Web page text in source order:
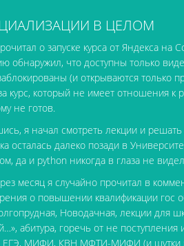
В ЦЕЛОМ
о запуске курса от Яндекса
обнаружил, что доступны только
(и открываются только
курс, который не имеет отношения
не готов.
я начал смотреть лекции и
осталась далеко позади в
да и python никогда в глаза не
месяц я случайно прочитал в
о повышении квалификации гос
Новодачная, лекции для
абитура, горечь от не
МИФИ, КВН МФТИ-МИФИ (и шутки